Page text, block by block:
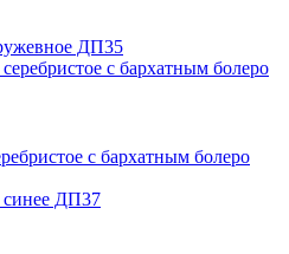
ДП35
с бархатным болеро